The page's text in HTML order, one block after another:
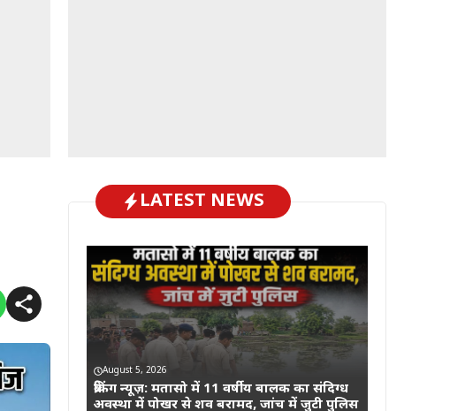
LATEST NEWS
August 5, 2026
ब्रेकिंग न्यूज़: मतासो में 11 वर्षीय बालक का संदिग्ध
अवस्था में पोखर से शव बरामद, जांच में जुटी पुलिस